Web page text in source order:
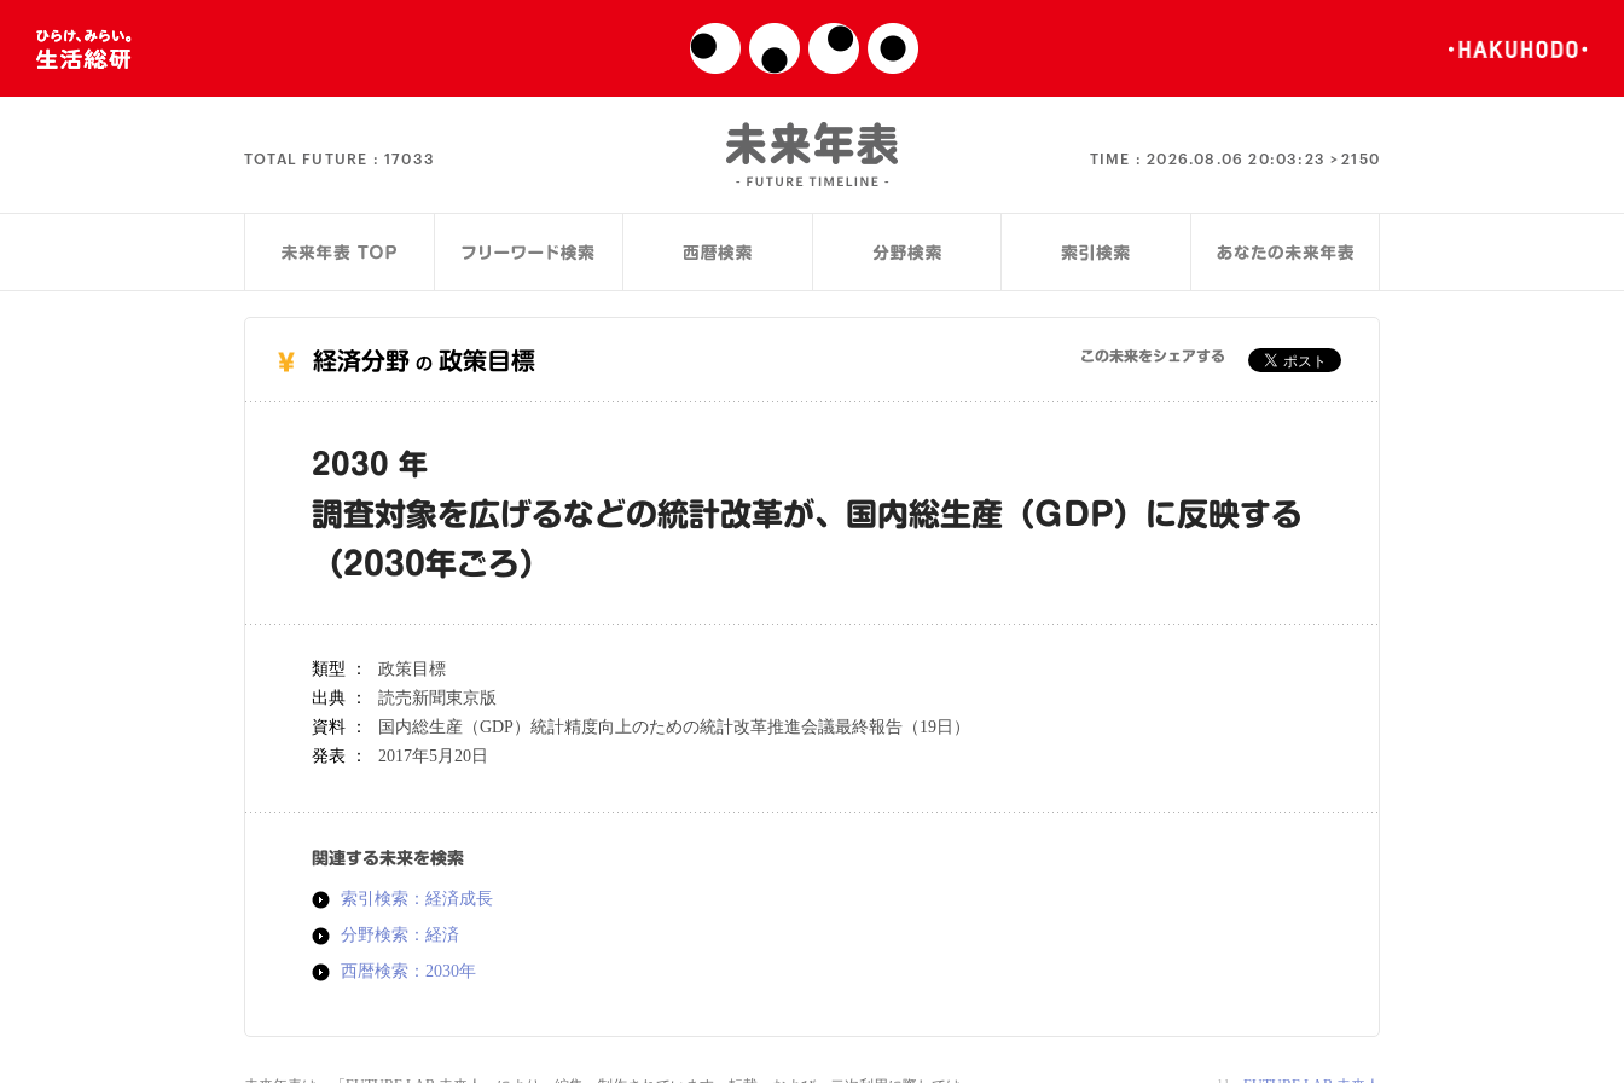
TOTAL FUTURE : 17033 TIME :2026.08.06 20:03:23 >2150
経済分野 の 政策目標 この未来をシェアする
2030 年
調査対象を広げるなどの統計改革が、国内総生産（GDP）に反映する
（2030年ごろ）
類型 ：
政策目標
出典 ：
読売新聞東京版
資料 ：
国内総生産（GDP）統計精度向上のための統計改革推進会議最終報告（19日）
発表 ：
2017年5月20日
関連する未来を検索
索引検索：経済成長
分野検索：経済
西暦検索：2030年